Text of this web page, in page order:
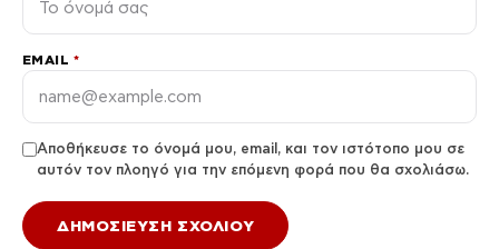
EMAIL *
Αποθήκευσε το όνομά μου, email, και τον ιστότοπο μου σε
αυτόν τον πλοηγό για την επόμενη φορά που θα σχολιάσω.